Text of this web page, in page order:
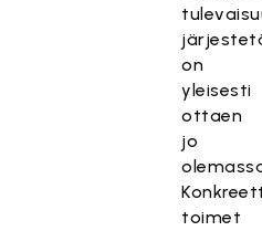
on
yleisesti
ottaen
jo
toimet